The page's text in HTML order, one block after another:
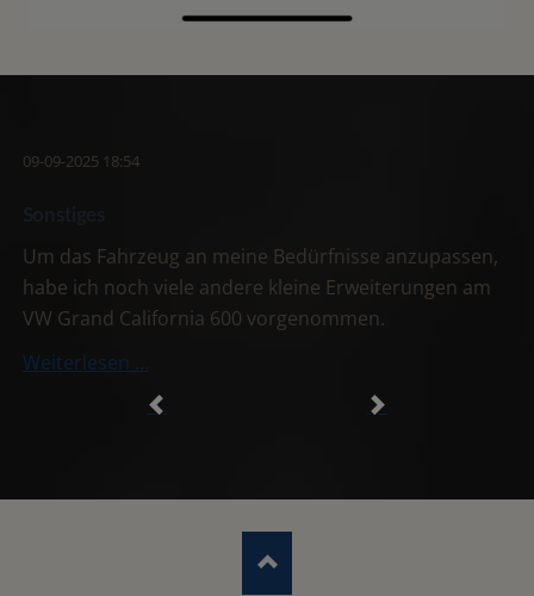
09-09-2025 18:54
Um das Fahrzeug an meine Bedürfnisse anzupassen,
habe ich noch viele andere kleine Erweiterungen am
VW Grand California 600 vorgenommen.
Weiterlesen …Sonstiges